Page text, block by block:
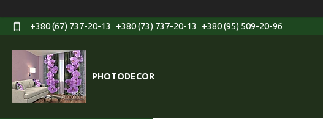
+380 (67) 737-20-13 +380 (73) 737-20-13 +380 (95) 509-20-96
PHOTODECOR